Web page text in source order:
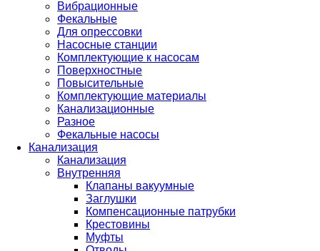
Вибрационные
Фекальные
Для опрессовки
Насосные станции
Комплектующие к насосам
Поверхностные
Повысительные
Комплектующие материалы
Канализационные
Разное
Фекальные насосы
Канализация
Канализация
Внутренняя
Клапаны вакуумные
Заглушки
Компенсационные патрубки
Крестовины
Муфты